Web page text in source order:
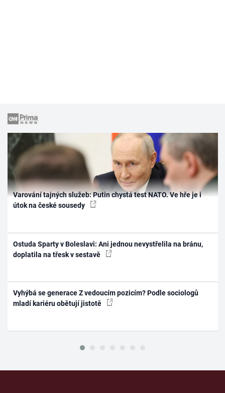
Varování tajných služeb: Putin chystá test NATO. Ve hře je i
útok na české sousedy
Ostuda Sparty v Boleslavi: Ani jednou nevystřelila na bránu,
doplatila na třesk v sestavě
Vyhýbá se generace Z vedoucím pozicím? Podle sociologů
mladí kariéru obětují jistotě